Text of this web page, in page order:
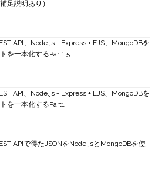
足説明あり）
API、Node.js + Express + EJS、MongoDBを
を一本化するPart1.5
API、Node.js + Express + EJS、MongoDBを
を一本化するPart1
APIで得たJSONをNode.jsとMongoDBを使